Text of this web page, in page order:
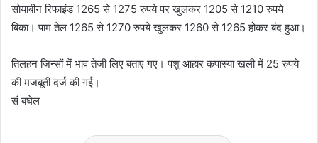
सोयाबीन रिफाइंड 1265 से 1275 रुपये पर खुलकर 1205 से 1210 रुपये
बिका। पाम तेल 1265 से 1270 रुपये खुलकर 1260 से 1265 होकर बंद हुआ।
तिलहन जिन्सों में भाव तेजी लिए बताए गए। पशु आहार कपास्या खली में 25 रुपये
की मजबूती दर्ज की गई।
सं बघेल